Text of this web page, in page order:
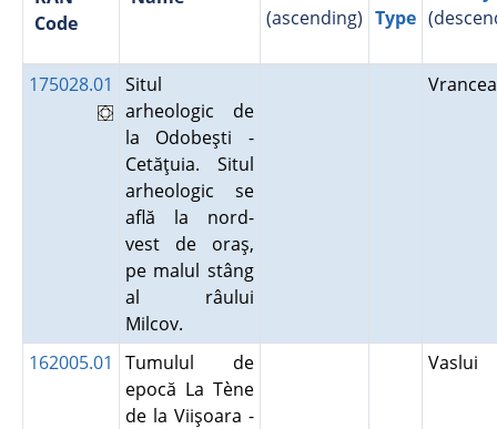
Code
(ascending) Type
175028.01
Situl
arheologic de
la Odobeşti -
Cetăţuia. Situl
arheologic se
află la nord-
vest de oraş,
pe malul stâng
al râului
Milcov.
162005.01
Tumulul de
epocă La Tène
de la Viişoara -
Vaslui